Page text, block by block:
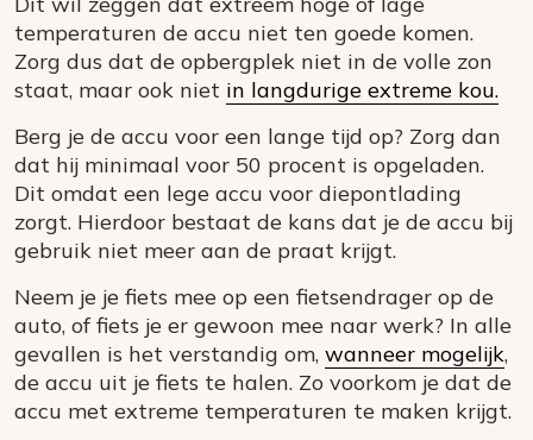
temperaturen de accu niet ten goede komen.
Zorg dus dat de opbergplek niet in de volle zon
staat, maar ook niet in langdurige extreme kou.
Berg je de accu voor een lange tijd op? Zorg dan
dat hij minimaal voor 50 procent is opgeladen.
Dit omdat een lege accu voor diepontlading
zorgt. Hierdoor bestaat de kans dat je de accu bij
gebruik niet meer aan de praat krijgt.
Neem je je fiets mee op een fietsendrager op de
auto, of fiets je er gewoon mee naar werk? In alle
gevallen is het verstandig om, wanneer mogelijk,
de accu uit je fiets te halen. Zo voorkom je dat de
accu met extreme temperaturen te maken krijgt.